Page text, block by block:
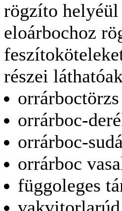
rögzíto
eloárbochoz
részei
orrárboctörzs
orrárboc-
orrárboc-
orrárboc
függoleges